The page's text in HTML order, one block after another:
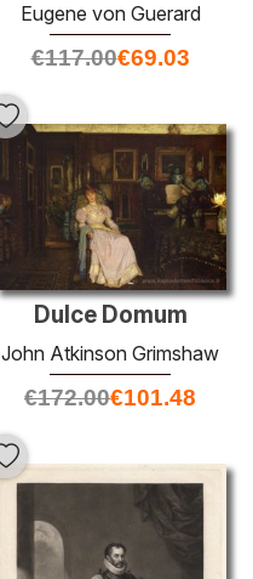
Eugene von Guerard
€117.00€69.03
Dulce Domum
John Atkinson Grimshaw
€172.00€101.48